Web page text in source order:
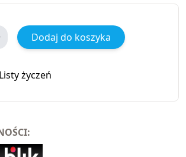
Dodaj do koszyka
życzeń